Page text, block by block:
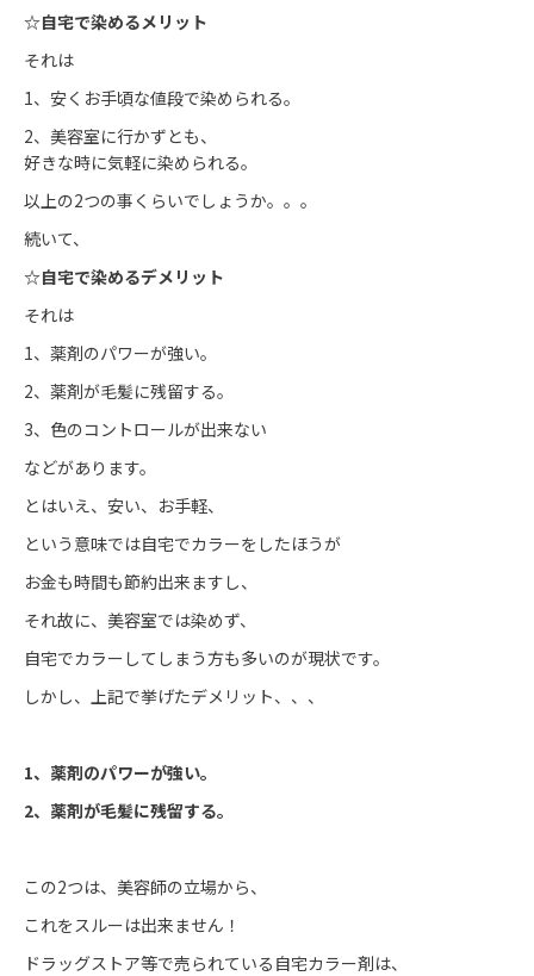
☆自宅で染めるメリット
それは
1、安くお手頃な値段で染められる。
2、美容室に行かずとも、
好きな時に気軽に染められる。
以上の2つの事くらいでしょうか。。。
続いて、
☆自宅で染めるデメリット
それは
1、薬剤のパワーが強い。
2、薬剤が毛髪に残留する。
3、色のコントロールが出来ない
などがあります。
とはいえ、安い、お手軽、
という意味では自宅でカラーをしたほうが
お金も時間も節約出来ますし、
それ故に、美容室では染めず、
自宅でカラーしてしまう方も多いのが現状です。
しかし、上記で挙げたデメリット、、、
1、薬剤のパワーが強い。
2、薬剤が毛髪に残留する。
この2つは、美容師の立場から、
これをスルーは出来ません！
ドラッグストア等で売られている自宅カラー剤は、